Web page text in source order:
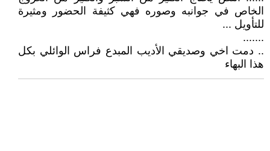
الخاص في جوانبه وصوره فهي كثيفة الحضور ومثيرة
للتأويل ...
.......
.. دمت اخي وصديقي الأديب المبدع فراس الوائلي بكل
هذا البهاء